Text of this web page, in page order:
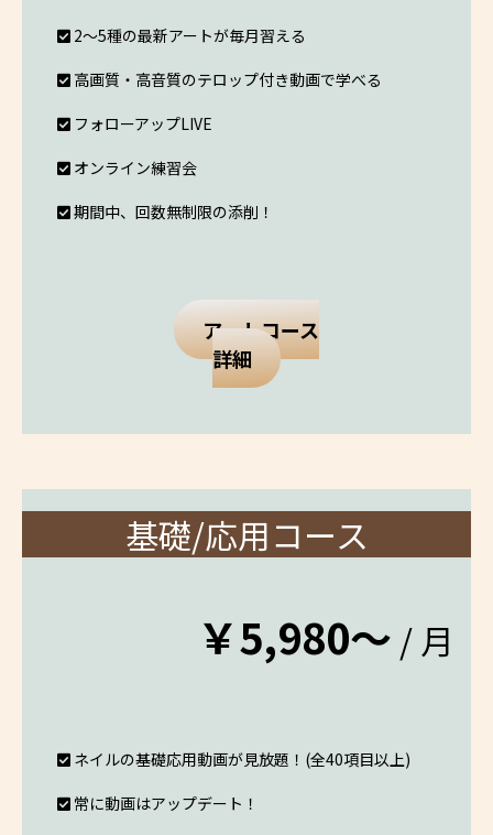
2〜5種の最新アートが毎月習える
高画質・高音質のテロップ付き動画で学べる
フォローアップLIVE
オンライン練習会
期間中、回数無制限の添削！
アートコース
詳細
基礎/応用コース
￥5,980～ / 月
ネイルの基礎応用動画が見放題！(全40項目以上)
常に動画はアップデート！